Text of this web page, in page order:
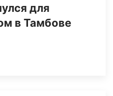
для
в Тамбове